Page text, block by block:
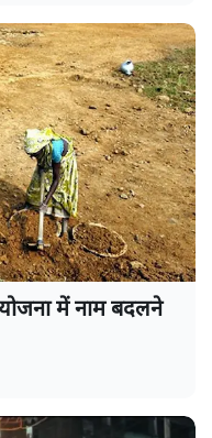
योजना में नाम बदलने